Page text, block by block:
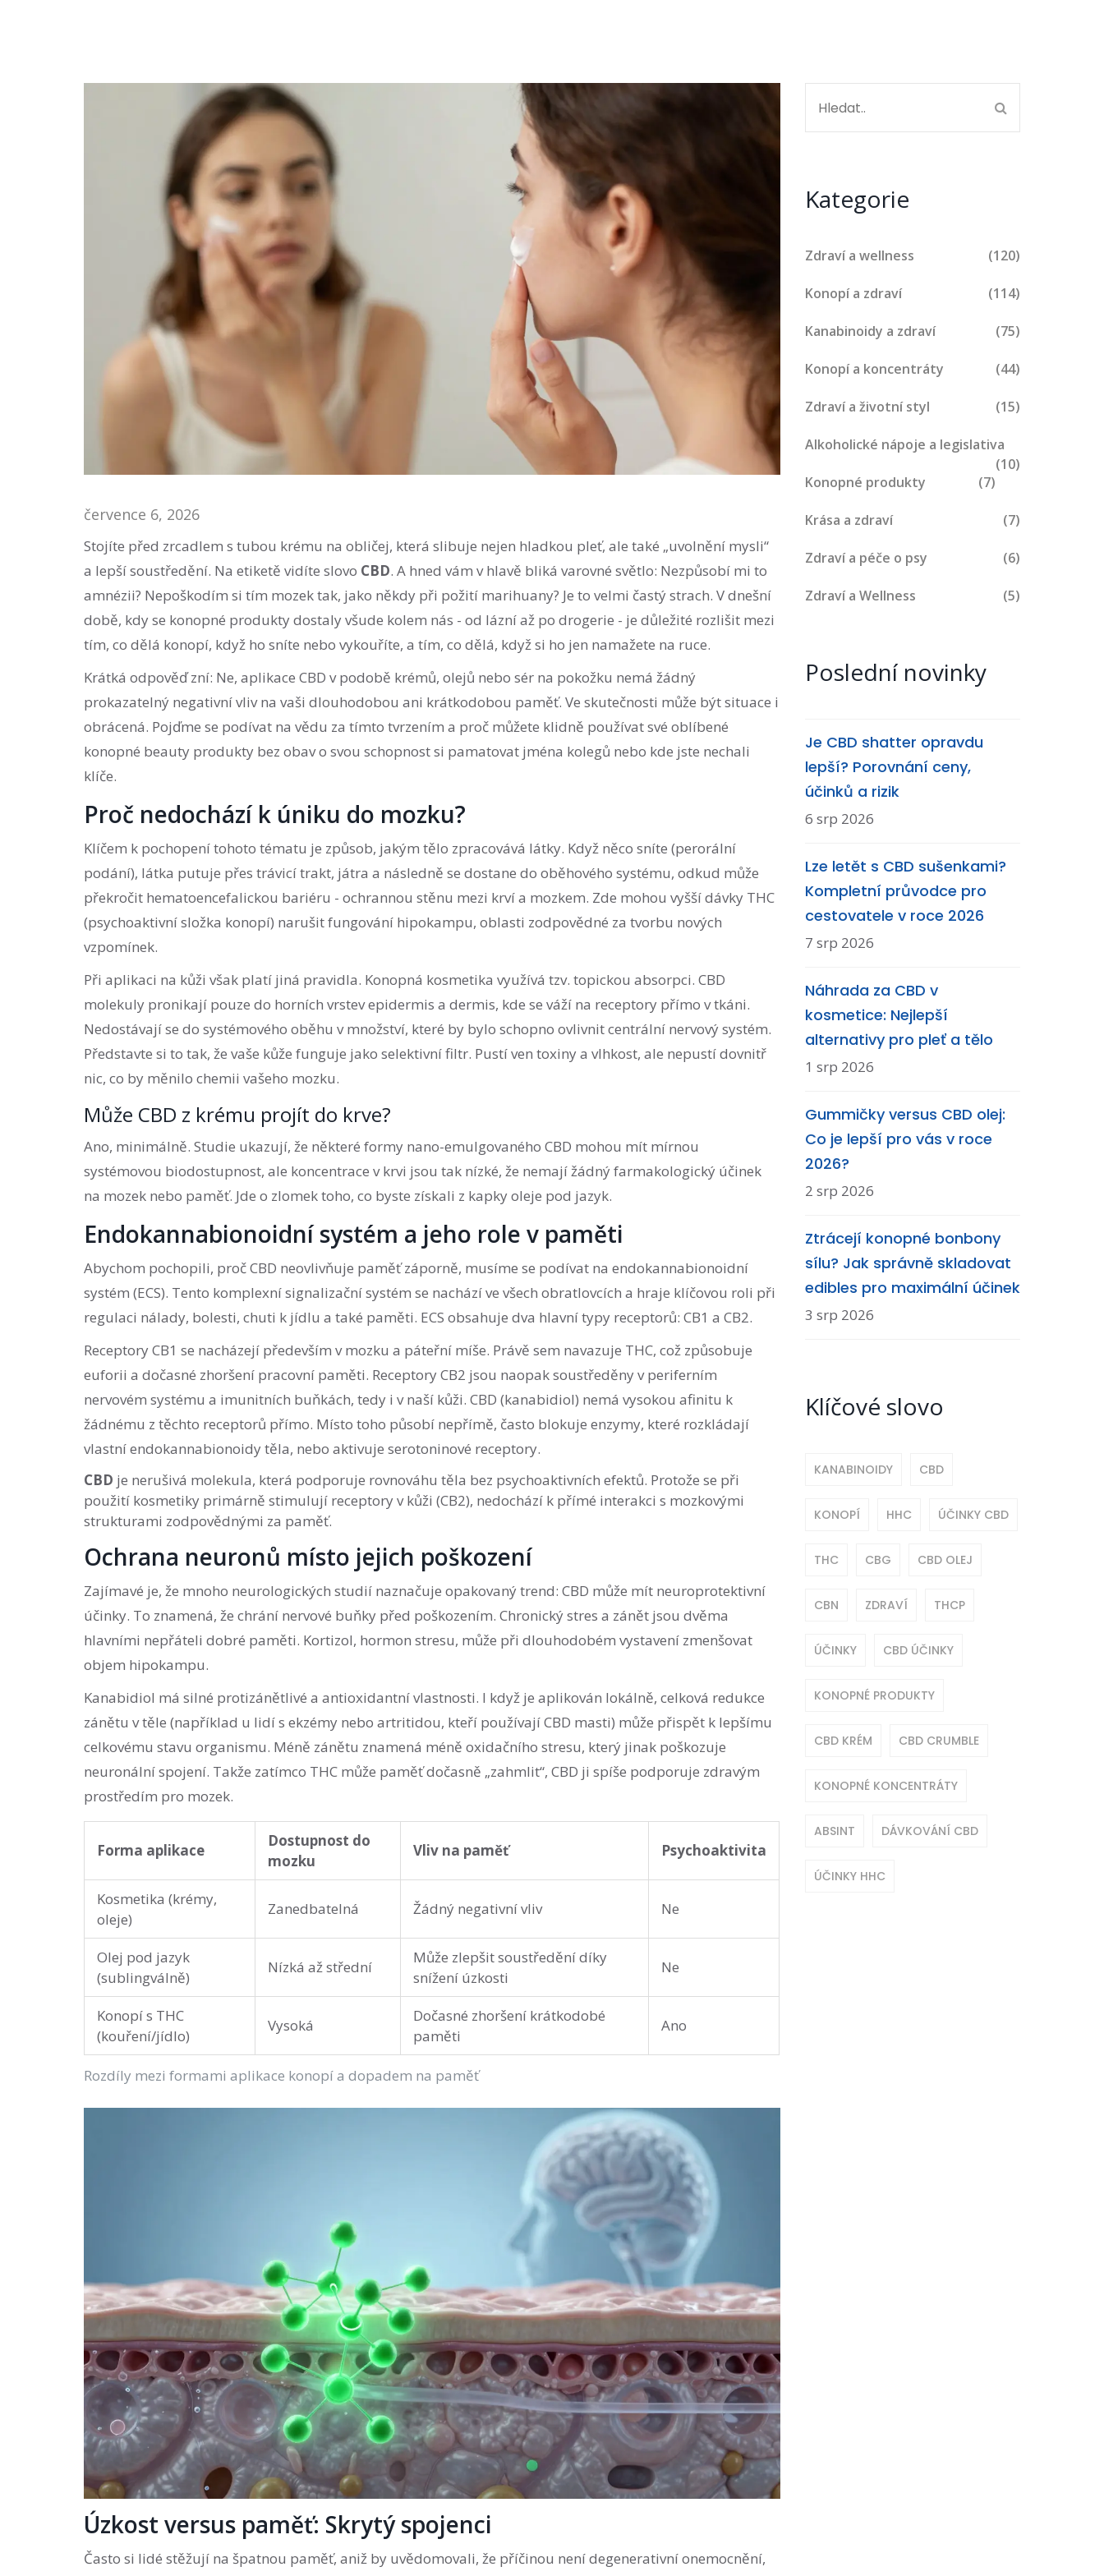
července 6, 2026
Stojíte před zrcadlem s tubou krému na obličej, která slibuje nejen hladkou pleť, ale také „uvolnění mysli“
a lepší soustředění. Na etiketě vidíte slovo CBD. A hned vám v hlavě bliká varovné světlo: Nezpůsobí mi to
amnézii? Nepoškodím si tím mozek tak, jako někdy při požití marihuany? Je to velmi častý strach. V dnešní
době, kdy se konopné produkty dostaly všude kolem nás - od lázní až po drogerie - je důležité rozlišit mezi
tím, co dělá konopí, když ho sníte nebo vykouříte, a tím, co dělá, když si ho jen namažete na ruce.
Krátká odpověď zní: Ne, aplikace CBD v podobě krémů, olejů nebo sér na pokožku nemá žádný
prokazatelný negativní vliv na vaši dlouhodobou ani krátkodobou paměť. Ve skutečnosti může být situace i
obrácená. Pojďme se podívat na vědu za tímto tvrzením a proč můžete klidně používat své oblíbené
konopné beauty produkty bez obav o svou schopnost si pamatovat jména kolegů nebo kde jste nechali
klíče.
Proč nedochází k úniku do mozku?
Klíčem k pochopení tohoto tématu je způsob, jakým tělo zpracovává látky. Když něco sníte (perorální
podání), látka putuje přes trávicí trakt, játra a následně se dostane do oběhového systému, odkud může
překročit hematoencefalickou bariéru - ochrannou stěnu mezi krví a mozkem. Zde mohou vyšší dávky THC
(psychoaktivní složka konopí) narušit fungování hipokampu, oblasti zodpovědné za tvorbu nových
vzpomínek.
Při aplikaci na kůži však platí jiná pravidla. Konopná kosmetika využívá tzv. topickou absorpci. CBD
molekuly pronikají pouze do horních vrstev epidermis a dermis, kde se váží na receptory přímo v tkáni.
Nedostávají se do systémového oběhu v množství, které by bylo schopno ovlivnit centrální nervový systém.
Představte si to tak, že vaše kůže funguje jako selektivní filtr. Pustí ven toxiny a vlhkost, ale nepustí dovnitř
nic, co by měnilo chemii vašeho mozku.
Může CBD z krému projít do krve?
Ano, minimálně. Studie ukazují, že některé formy nano-emulgovaného CBD mohou mít mírnou
systémovou biodostupnost, ale koncentrace v krvi jsou tak nízké, že nemají žádný farmakologický účinek
na mozek nebo paměť. Jde o zlomek toho, co byste získali z kapky oleje pod jazyk.
Endokannabionoidní systém a jeho role v paměti
Abychom pochopili, proč CBD neovlivňuje paměť záporně, musíme se podívat na endokannabionoidní
systém (ECS). Tento komplexní signalizační systém se nachází ve všech obratlovcích a hraje klíčovou roli při
regulaci nálady, bolesti, chuti k jídlu a také paměti. ECS obsahuje dva hlavní typy receptorů: CB1 a CB2.
Receptory CB1 se nacházejí především v mozku a páteřní míše. Právě sem navazuje THC, což způsobuje
euforii a dočasné zhoršení pracovní paměti. Receptory CB2 jsou naopak soustředěny v periferním
nervovém systému a imunitních buňkách, tedy i v naší kůži. CBD (kanabidiol) nemá vysokou afinitu k
žádnému z těchto receptorů přímo. Místo toho působí nepřímě, často blokuje enzymy, které rozkládají
vlastní endokannabionoidy těla, nebo aktivuje serotoninové receptory.
CBD je nerušivá molekula, která podporuje rovnováhu těla bez psychoaktivních efektů. Protože se při
použití kosmetiky primárně stimulují receptory v kůži (CB2), nedochází k přímé interakci s mozkovými
strukturami zodpovědnými za paměť.
Ochrana neuronů místo jejich poškození
Zajímavé je, že mnoho neurologických studií naznačuje opakovaný trend: CBD může mít neuroprotektivní
účinky. To znamená, že chrání nervové buňky před poškozením. Chronický stres a zánět jsou dvěma
hlavními nepřáteli dobré paměti. Kortizol, hormon stresu, může při dlouhodobém vystavení zmenšovat
objem hipokampu.
Kanabidiol má silné protizánětlivé a antioxidantní vlastnosti. I když je aplikován lokálně, celková redukce
zánětu v těle (například u lidí s ekzémy nebo artritidou, kteří používají CBD masti) může přispět k lepšímu
celkovému stavu organismu. Méně zánětu znamená méně oxidačního stresu, který jinak poškozuje
neuronální spojení. Takže zatímco THC může paměť dočasně „zahmlit“, CBD ji spíše podporuje zdravým
prostředím pro mozek.
Rozdíly mezi formami aplikace konopí a dopadem na paměť
Forma aplikace
Dostupnost do
mozku
Vliv na paměť Psychoaktivita
Kosmetika (krémy,
oleje)
Zanedbatelná Žádný negativní vliv Ne
Olej pod jazyk
(sublingválně)
Nízká až střední
Může zlepšit soustředění díky
snížení úzkosti
Ne
Konopí s THC
(kouření/jídlo)
Vysoká
Dočasné zhoršení krátkodobé
paměti
Ano
Úzkost versus paměť: Skrytý spojenci
Často si lidé stěžují na špatnou paměť, aniž by uvědomovali, že příčinou není degenerativní onemocnění,
Kategorie
Zdraví a wellness (120)
Konopí a zdraví (114)
Kanabinoidy a zdraví (75)
Konopí a koncentráty (44)
Zdraví a životní styl (15)
Alkoholické nápoje a legislativa
(10)
Konopné produkty
(7)
Krása a zdraví (7)
Zdraví a péče o psy (6)
Zdraví a Wellness (5)
Poslední novinky
Je CBD shatter opravdu
lepší? Porovnání ceny,
účinků a rizik
6 srp 2026
Lze letět s CBD sušenkami?
Kompletní průvodce pro
cestovatele v roce 2026
7 srp 2026
Náhrada za CBD v
kosmetice: Nejlepší
alternativy pro pleť a tělo
1 srp 2026
Gummičky versus CBD olej:
Co je lepší pro vás v roce
2026?
2 srp 2026
Ztrácejí konopné bonbony
sílu? Jak správně skladovat
edibles pro maximální účinek
3 srp 2026
Klíčové slovo
KANABINOIDY CBD
KONOPÍ HHC ÚČINKY CBD
THC CBG CBD OLEJ
CBN ZDRAVÍ THCP
ÚČINKY CBD ÚČINKY
KONOPNÉ PRODUKTY
CBD KRÉM CBD CRUMBLE
KONOPNÉ KONCENTRÁTY
ABSINT DÁVKOVÁNÍ CBD
ÚČINKY HHC